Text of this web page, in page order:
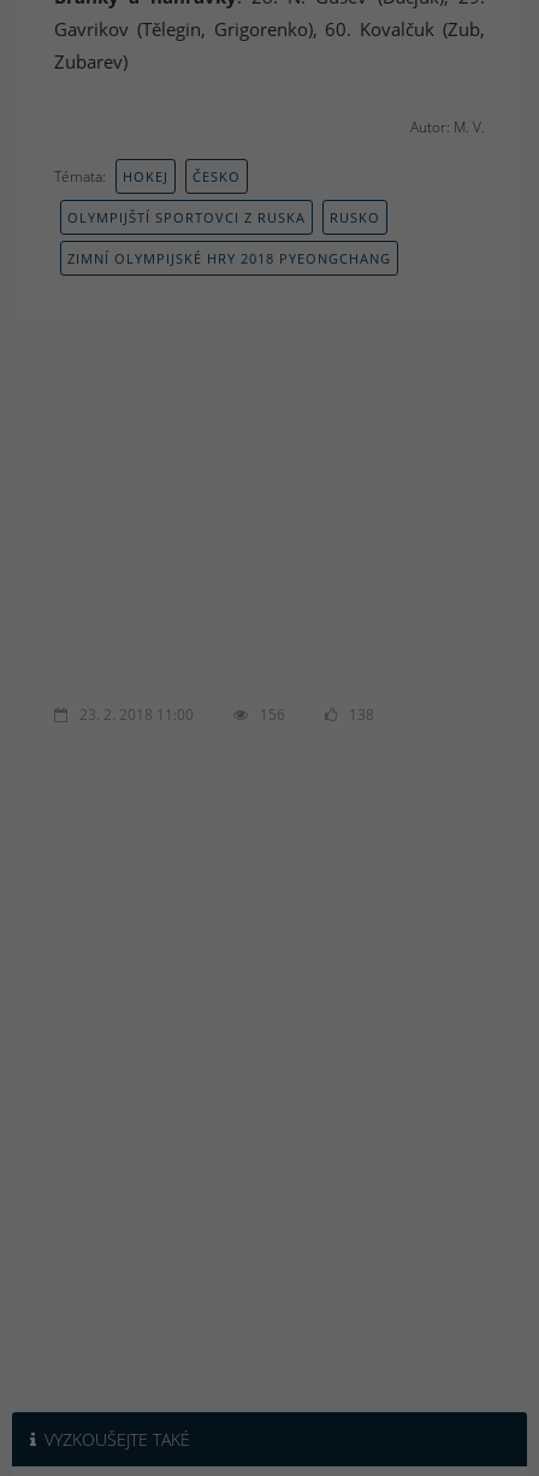
Gavrikov (Tělegin, Grigorenko), 60. Kovalčuk (Zub,
Zubarev)
Autor: M. V.
Témata: HOKEJ ČESKO
OLYMPIJŠTÍ SPORTOVCI Z RUSKA RUSKO
ZIMNÍ OLYMPIJSKÉ HRY 2018 PYEONGCHANG
23. 2. 2018 11:00 156 138
VYZKOUŠEJTE TAKÉ